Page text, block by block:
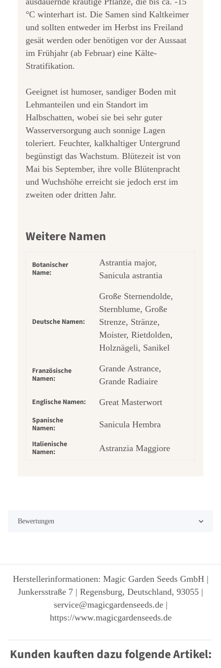
°C winterhart ist. Die Samen sind Kaltkeimer
und sollten entweder im Herbst ins Freiland
gesät werden oder benötigen vor der Aussaat
im Frühjahr (ab Februar) eine Kälte-
Stratifikation.
Geeignet ist humoser, sandiger Boden mit
Lehmanteilen und ein Standort im
Halbschatten, wobei sie bei sehr guter
Wasserversorgung auch sonnige Lagen
toleriert. Feuchter, kalkhaltiger Untergrund
begünstigt das Wachstum. Blütezeit ist von
Mai bis September, ihre volle Blütenpracht
und Wuchshöhe erreicht sie jedoch erst im
zweiten oder dritten Jahr.
Weitere Namen
Botanischer
Name:
Astrantia major,
Sanicula astrantia
Deutsche Namen:
Große Sternendolde,
Sternblume, Große
Strenze, Stränze,
Moister, Rietdolden,
Holznägeli, Sanikel
Französische
Namen:
Grande Astrance,
Grande Radiaire
Englische Namen:
Great Masterwort
Spanische
Namen:
Sanicula Hembra
Italienische
Namen:
Astranzia Maggiore
Bewertungen
Herstellerinformationen: Magic Garden Seeds GmbH |
Junkersstraße 7 | Regensburg, Deutschland, 93055 |
service@magicgardenseeds.de |
https://www.magicgardenseeds.de
Kunden kauften dazu folgende Artikel: